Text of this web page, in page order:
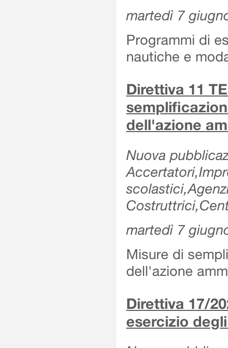
martedì 7
Programmi di
nautiche e
Direttiva 11
dell'azione
Nuova
martedì 7
Misure di
dell'azione
Direttiva 17/
esercizio